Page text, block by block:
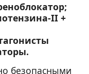
II +
безопасными